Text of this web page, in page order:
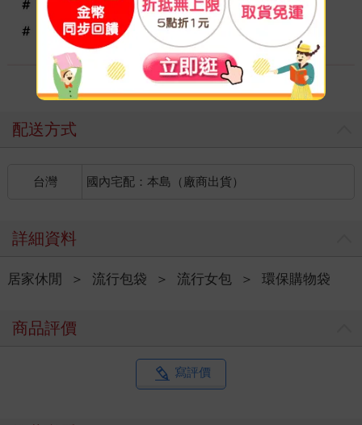
配送方式
台灣 國內宅配：本島（廠商出貨）
詳細資料
居家休閒 ＞ 流行包袋 ＞ 流行女包 ＞ 環保購物袋
商品評價
寫評價